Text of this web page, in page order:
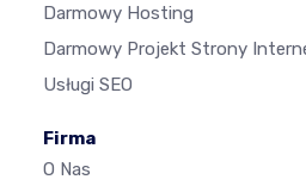
Darmowy Hosting
Darmowy Projekt Strony
Usługi SEO
Firma
O Nas